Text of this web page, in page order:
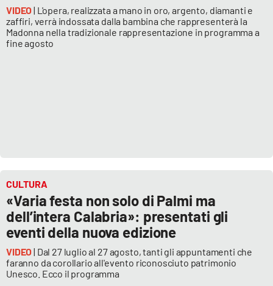
VIDEO| L'opera, realizzata a mano in oro, argento, diamanti e
zaffiri, verrà indossata dalla bambina che rappresenterà la
Madonna nella tradizionale rappresentazione in programma a
fine agosto
CULTURA
«Varia festa non solo di Palmi ma
dell’intera Calabria»: presentati gli
eventi della nuova edizione
VIDEO| Dal 27 luglio al 27 agosto, tanti gli appuntamenti che
faranno da corollario all'evento riconosciuto patrimonio
Unesco. Ecco il programma